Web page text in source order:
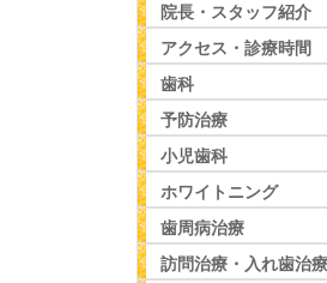
院長・スタッフ紹介
アクセス・診療時間
歯科
予防治療
小児歯科
ホワイトニング
歯周病治療
訪問治療・入れ歯治療